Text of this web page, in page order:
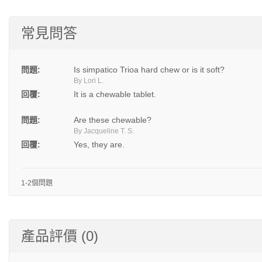
常見問答
問題: Is simpatico Trioa hard chew or is it soft?
By Lori L.
回覆: It is a chewable tablet.
問題: Are these chewable?
By Jacqueline T. S.
回覆: Yes, they are.
1-2個問題
產品評價 (0)